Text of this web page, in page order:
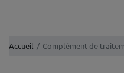
Accueil Complément de